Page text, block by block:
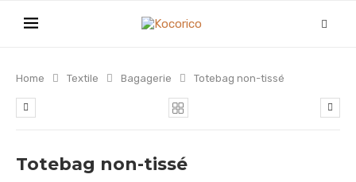
Home Textile Bagagerie Totebag non-tissé
Totebag non-tissé